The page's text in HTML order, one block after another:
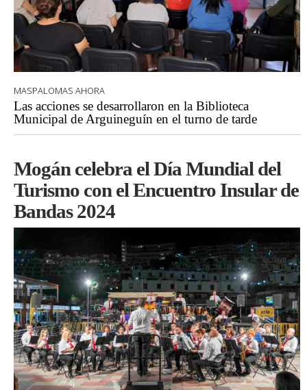
MASPALOMAS AHORA
Las acciones se desarrollaron en la Biblioteca
Municipal de Arguineguín en el turno de tarde
Mogán celebra el Día Mundial del
Turismo con el Encuentro Insular de
Bandas 2024